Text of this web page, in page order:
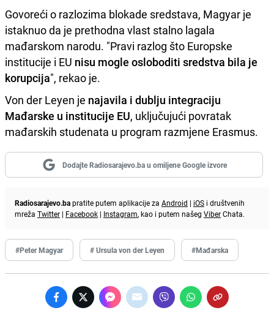
Govoreći o razlozima blokade sredstava, Magyar je
istaknuo da je prethodna vlast stalno lagala
mađarskom narodu. "Pravi razlog što Europske
institucije i EU nisu mogle osloboditi sredstva bila je
korupcija", rekao je.
Von der Leyen je najavila i dublju integraciju
Mađarske u institucije EU, uključujući povratak
mađarskih studenata u program razmjene Erasmus.
Dodajte Radiosarajevo.ba u omiljene Google izvore
Radiosarajevo.bapratite putem aplikacije za Android | iOS i društvenih
mreža Twitter | Facebook | Instagram, kao i putem našeg ViberChata.
#Peter Magyar # Ursula von der Leyen #Mađarska